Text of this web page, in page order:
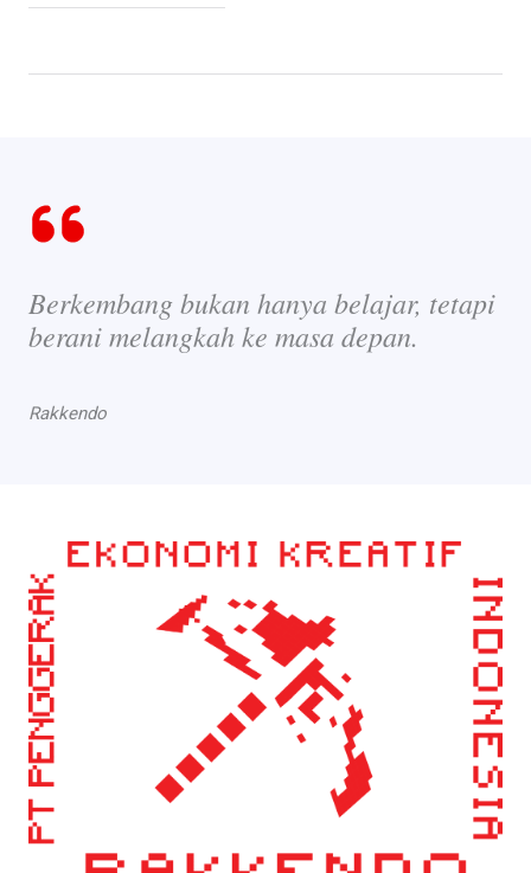
Berkembang bukan hanya belajar, tetapi
berani melangkah ke masa depan.
Rakkendo